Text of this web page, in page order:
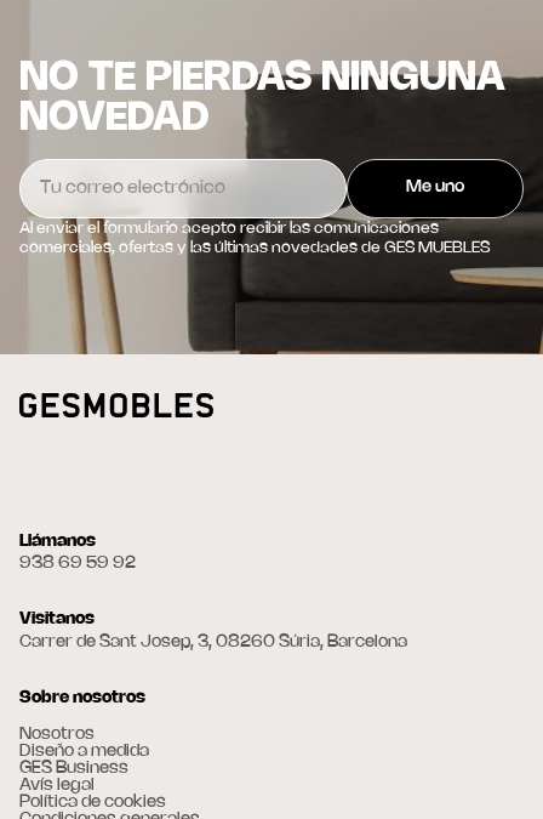
NO TE PIERDAS NINGUNA
NOVEDAD
Al enviar el formulario acepto recibir las comunicaciones
comerciales, ofertas y las últimas novedades de GES MUEBLES
Llámanos
938 69 59 92
Visitanos
Carrer de Sant Josep, 3, 08260 Súria, Barcelona
Sobre nosotros
Nosotros
Diseño a medida
GES Business
Avís legal
Política de cookies